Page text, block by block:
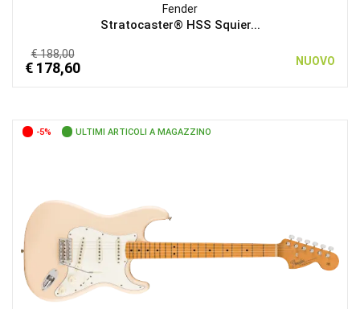
Fender
Stratocaster® HSS Squier...
€ 188,00
€ 178,60 NUOVO
-5% ULTIMI ARTICOLI A MAGAZZINO